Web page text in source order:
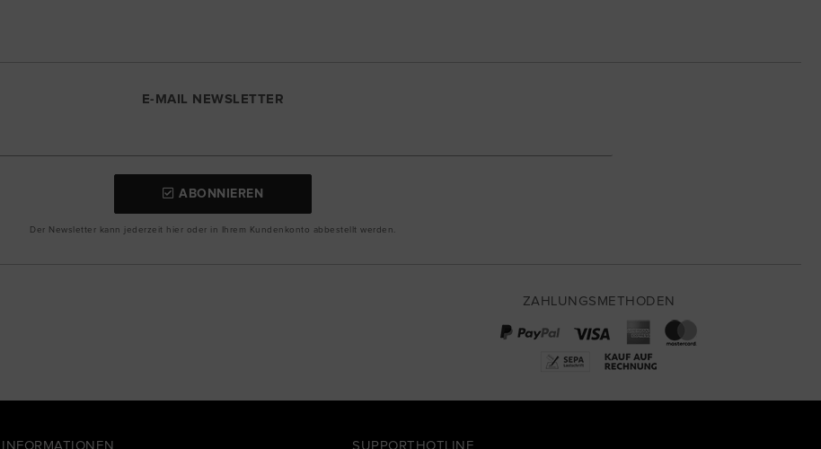
E-MAIL NEWSLETTER
ABONNIEREN
Der Newsletter kann jederzeit hier oder in Ihrem Kundenkonto abbestellt werden.
ZAHLUNGSMETHODEN
INFORMATIONEN SUPPORTHOTLINE